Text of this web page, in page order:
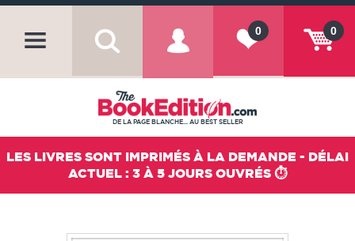
0
0
DE LA PAGE BLANCHE... AU BEST SELLER
LES LIVRES SONT IMPRIMÉS À LA DEMANDE - DÉLAI
ACTUEL : 3 À 5 JOURS OUVRÉS ⏱️